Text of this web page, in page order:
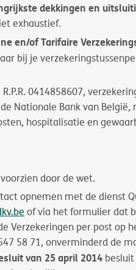
dekkingen en
exhaustief.
en/of Tarifaire
bij je
| R.P.R. 0414858607,
Nationale Bank van
hospitalisatie en
door de wet.
opnemen met de dienst
of via het formulier dat
per post op
58 71, onverminderd de
van 25 april 2014